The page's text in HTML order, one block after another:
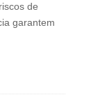
de
garantem